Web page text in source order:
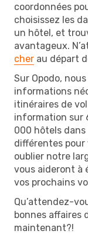
coordonnées
choisissez les
un hôtel, et
avantageux.
cher au départ
Sur Opodo,
informations
itinéraires de
information sur
000 hôtels
différentes pour
oublier notre
vous aideront à
vos prochains
Qu’attendez-
bonnes affaires
maintenant?!